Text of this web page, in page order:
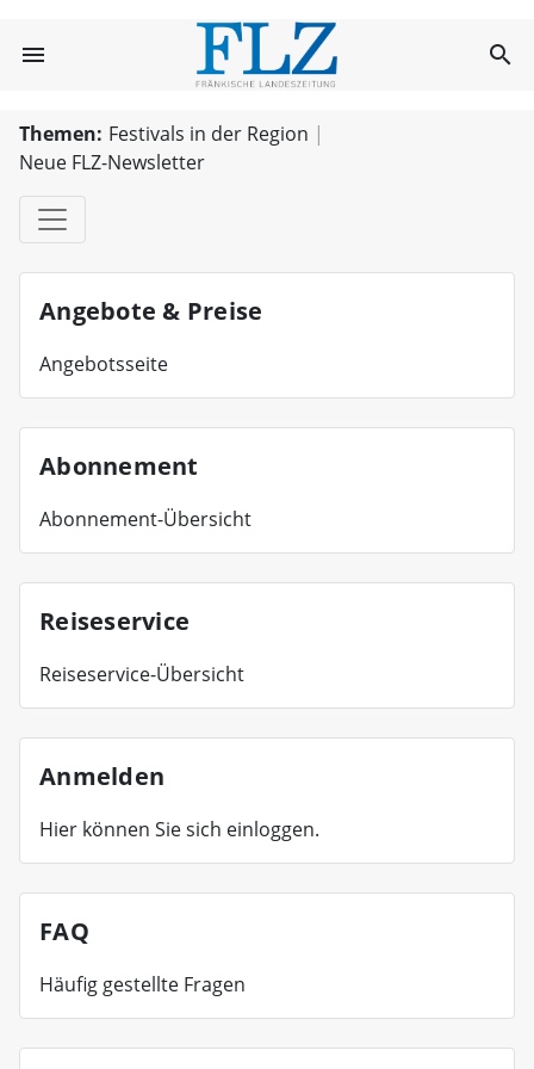
menu FLZ.de search
Themen: Festivals in der Region
Neue FLZ-Newsletter
Angebote & Preise
Angebotsseite
Abonnement
Abonnement-Übersicht
Reiseservice
Reiseservice-Übersicht
Anmelden
Hier können Sie sich einloggen.
FAQ
Häufig gestellte Fragen